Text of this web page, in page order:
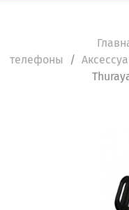
телефоны
/